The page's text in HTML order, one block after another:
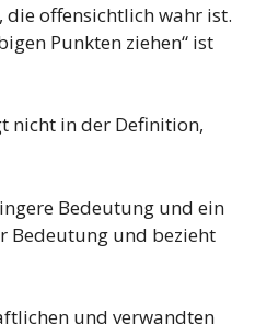
die offensichtlich wahr ist.
Punkten ziehen“ ist
nicht in der Definition,
Bedeutung und ein
Bedeutung und bezieht
und verwandten